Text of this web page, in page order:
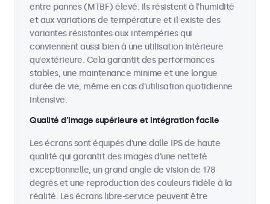
entre pannes (MTBF) élevé. Ils résistent à l'humidité
et aux variations de température et il existe des
variantes résistantes aux intempéries qui
conviennent aussi bien à une utilisation intérieure
qu'extérieure. Cela garantit des performances
stables, une maintenance minime et une longue
durée de vie, même en cas d'utilisation quotidienne
intensive.
Qualité d’image supérieure et intégration facile
Les écrans sont équipés d'une dalle IPS de haute
qualité qui garantit des images d'une netteté
exceptionnelle, un grand angle de vision de 178
degrés et une reproduction des couleurs fidèle à la
réalité. Les écrans libre-service peuvent être